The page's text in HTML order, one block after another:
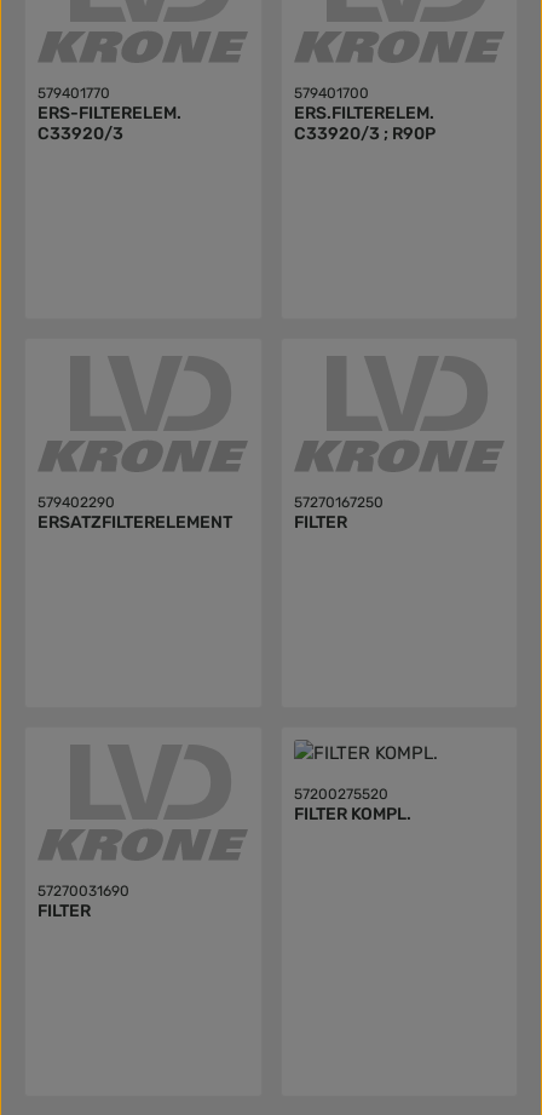
579401770
ERS-FILTERELEM.
C33920/3
579401700
ERS.FILTERELEM.
C33920/3 ; R90P
579402290
ERSATZFILTERELEMENT
57270167250
FILTER
57270031690
FILTER
57200275520
FILTER KOMPL.